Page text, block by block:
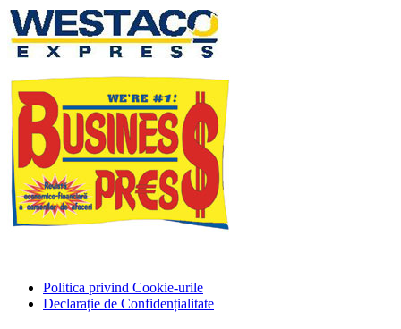
Politica privind Cookie-urile
Declarație de Confidențialitate